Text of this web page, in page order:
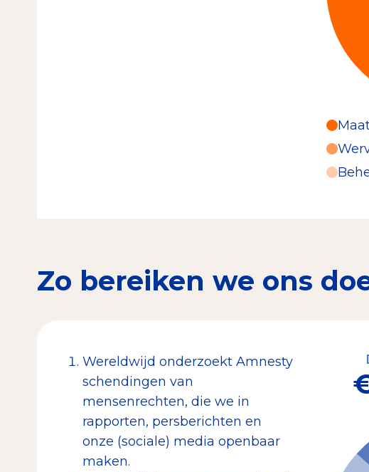
Zo bereiken we ons
Wereldwijd onderzoekt Amnesty
schendingen van
mensenrechten, die we in
rapporten, persberichten en
onze (sociale) media openbaar
maken.